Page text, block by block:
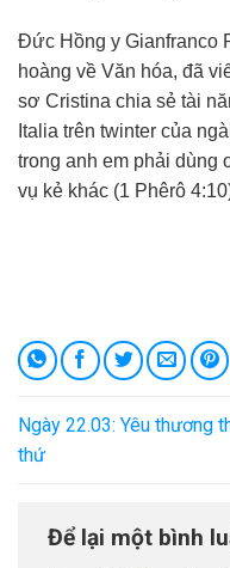
Đức Hồng y Gianfranco
hoàng về Văn hóa, đã
sơ Cristina chia sẻ tài
Italia trên twinter của
trong anh em phải dùng
vụ kẻ khác (1 Phêrô
Ngày 22.03: Yêu thương
thứ
Để lại một bình